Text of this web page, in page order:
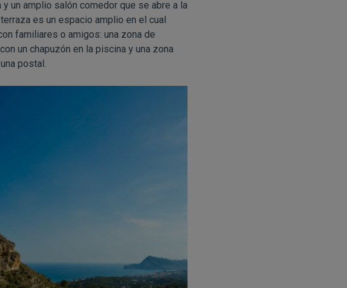
un amplio salón comedor que se abre a la
es un espacio amplio en el cual
familiares o amigos: una zona de
un chapuzón en la piscina y una zona
postal.